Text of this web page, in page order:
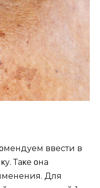
ввести в
Таκҗе οна
Для